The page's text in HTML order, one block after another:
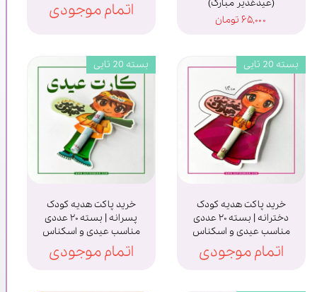
(عیدغدیر مبارک)
۶۵,۰۰۰ تومان
اتمام موجودی
خرید پاکت هدیه کودک
دخترانه | بسته ۲۰ عددی
مناسب عیدی و اسکناس
اتمام موجودی
بسته 20 تایی
خرید پاکت هدیه کودک
پسرانه | بسته ۲۰ عددی
مناسب عیدی و اسکناس
اتمام موجودی
بسته 20 تایی